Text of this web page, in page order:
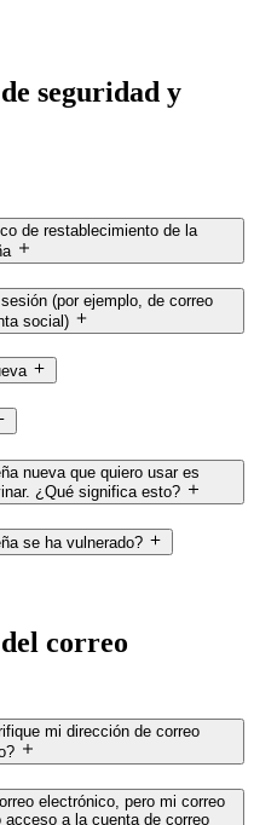
seguridad y
de restablecimiento de la
(por ejemplo, de correo
social)
nueva que quiero usar es
¿Qué significa esto?
se ha vulnerado?
correo
mi dirección de correo
electrónico, pero mi correo
a la cuenta de correo